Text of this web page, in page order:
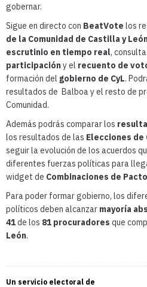
gobernar.
Sigue en directo con BeatVote los
de la Comunidad de Castilla y
escrutinio en tiempo real,
participacióny el recuento de
formación del gobierno de CyL.
resultados de Balboa y el resto de
Comunidad.
Además podrás comparar los
los resultados de las Elecciones de
seguir la evolución de los acuerdos
diferentes fuerzas políticas para
widget de Combinaciones de
Para poder formar gobierno, los
políticos deben alcanzar mayoría
41de los 81 procuradores que
León.
Un servicio electoral de